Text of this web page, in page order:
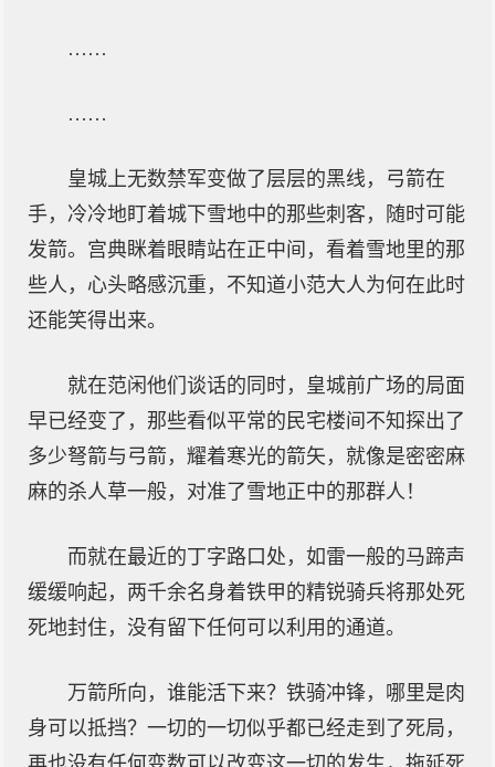
……
……
皇城上无数禁军变做了层层的黑线，弓箭在
手，冷冷地盯着城下雪地中的那些刺客，随时可能
发箭。宫典眯着眼睛站在正中间，看着雪地里的那
些人，心头略感沉重，不知道小范大人为何在此时
还能笑得出来。
就在范闲他们谈话的同时，皇城前广场的局面
早已经变了，那些看似平常的民宅楼间不知探出了
多少弩箭与弓箭，耀着寒光的箭矢，就像是密密麻
麻的杀人草一般，对准了雪地正中的那群人！
而就在最近的丁字路口处，如雷一般的马蹄声
缓缓响起，两千余名身着铁甲的精锐骑兵将那处死
死地封住，没有留下任何可以利用的通道。
万箭所向，谁能活下来？铁骑冲锋，哪里是肉
身可以抵挡？一切的一切似乎都已经走到了死局，